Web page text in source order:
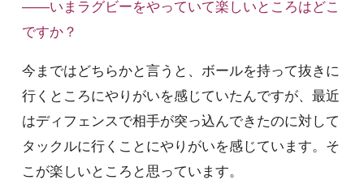
――いまラグビーをやっていて楽しいところはどこ
ですか？
今まではどちらかと言うと、ボールを持って抜きに
行くところにやりがいを感じていたんですが、最近
はディフェンスで相手が突っ込んできたのに対して
タックルに行くことにやりがいを感じています。そ
こが楽しいところと思っています。